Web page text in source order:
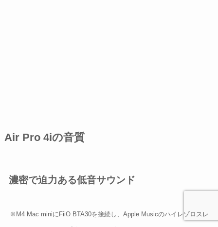
Air Pro 4iの音質
濃密で迫力ある低音サウンド
※M4 Mac miniにFiiO BTA30を接続し、Apple Musicのハイレゾロスレ